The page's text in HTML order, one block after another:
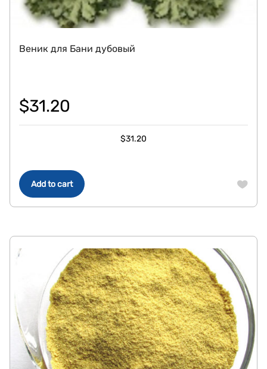
Add to cart
Веник для Бани дубовый
$31.20
$31.20